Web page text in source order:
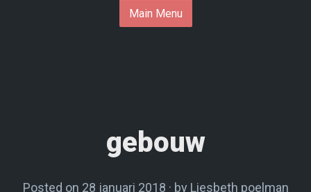
Main Menu
gebouw
Posted on 28 januari 2018 2 by Liesbeth poelman